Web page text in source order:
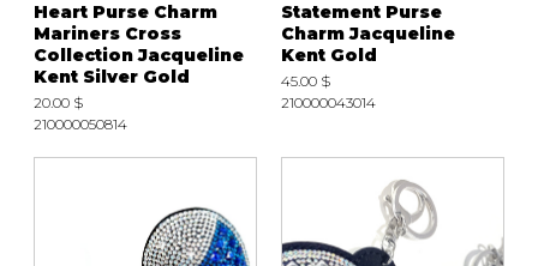
Heart Purse Charm
Mariners Cross
Collection Jacqueline
Kent Silver Gold
20.00 $
210000050814
Statement Purse
Charm Jacqueline
Kent Gold
45.00 $
210000043014